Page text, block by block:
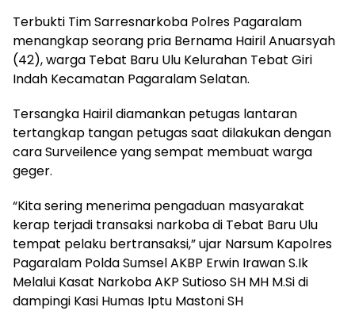
Terbukti Tim Sarresnarkoba Polres Pagaralam
menangkap seorang pria Bernama Hairil Anuarsyah
(42), warga Tebat Baru Ulu Kelurahan Tebat Giri
Indah Kecamatan Pagaralam Selatan.
Tersangka Hairil diamankan petugas lantaran
tertangkap tangan petugas saat dilakukan dengan
cara Surveilence yang sempat membuat warga
geger.
“Kita sering menerima pengaduan masyarakat
kerap terjadi transaksi narkoba di Tebat Baru Ulu
tempat pelaku bertransaksi,” ujar Narsum Kapolres
Pagaralam Polda Sumsel AKBP Erwin Irawan S.Ik
Melalui Kasat Narkoba AKP Sutioso SH MH M.Si di
dampingi Kasi Humas Iptu Mastoni SH